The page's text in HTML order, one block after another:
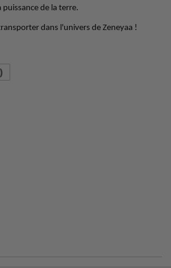
de la terre.
dans l'univers de Zeneyaa !